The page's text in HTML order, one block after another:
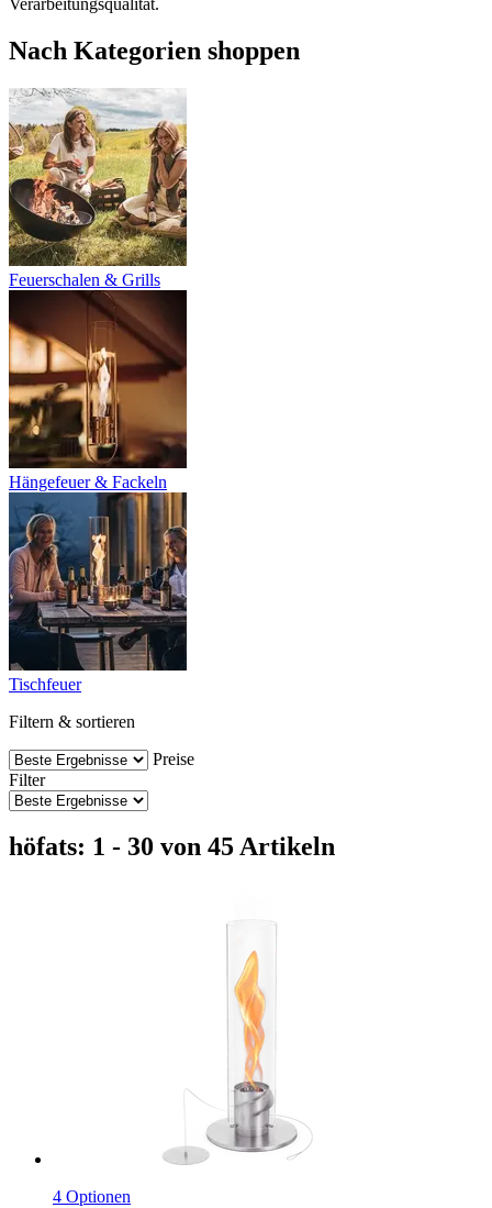
Nach Kategorien shoppen
Feuerschalen & Grills
Hängefeuer & Fackeln
Tischfeuer
Filtern & sortieren
Preise
Filter
höfats: 1 - 30 von 45 Artikeln
4 Optionen